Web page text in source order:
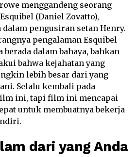
menggandeng seorang
(Daniel Zovatto),
dalam pengusiran setan Henry.
pengalaman Esquibel
berada dalam bahaya, bahkan
bahwa kejahatan yang
lebih besar dari yang
Selalu kembali pada
ini, tapi film ini mencapai
untuk membuatnya bekerja
dari yang Anda